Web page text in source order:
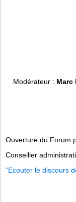
Modérateur : Marc
Ouverture du Forum
Conseiller
“Ecouter le discours